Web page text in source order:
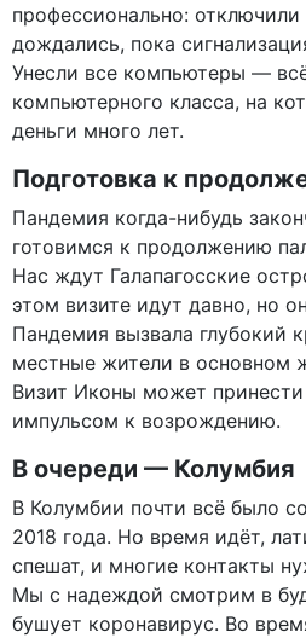
профессионально: отключили
дождались, пока
Унесли все компьютеры —
компьютерного класса, на
деньги много лет.
Подготовка к
Пандемия когда-нибудь
готовимся к продолжению
Нас ждут Галапагосские
этом визите идут давно, но
Пандемия вызвала глубокий
местные жители в основном
Визит Иконы может
импульсом к возрождению.
В очереди — Колумбия
В Колумбии почти всё было
2018 года. Но время идёт,
спешат, и многие контакты
Мы с надеждой смотрим в
бушует коронавирус. Во